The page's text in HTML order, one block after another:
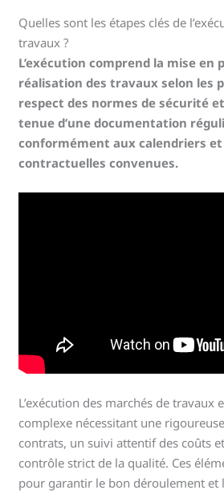
Quelles sont les étapes clés de
travaux ?
L’exécution comprend la mise en
réalisation des travaux selon les
respect des normes de sécurité
tenue d’une documentation
conformément aux calendriers
contractuelles convenues.
L’exécution des marchés de travaux
complexe nécessitant une
contrats, un suivi attentif des coûts
contrôle strict de la qualité. Ces
pour garantir le bon déroulement et